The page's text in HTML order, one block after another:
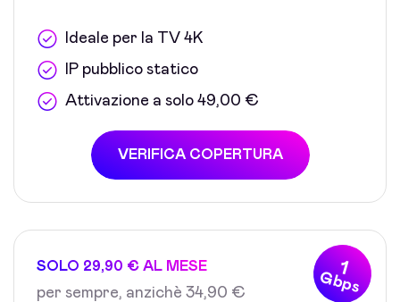
Ideale per la TV 4K
IP pubblico statico
Attivazione a solo 49,00 €
VERIFICA COPERTURA
1
Gbps
SOLO 29,90 € AL MESE
per sempre, anzichè 34,90 €